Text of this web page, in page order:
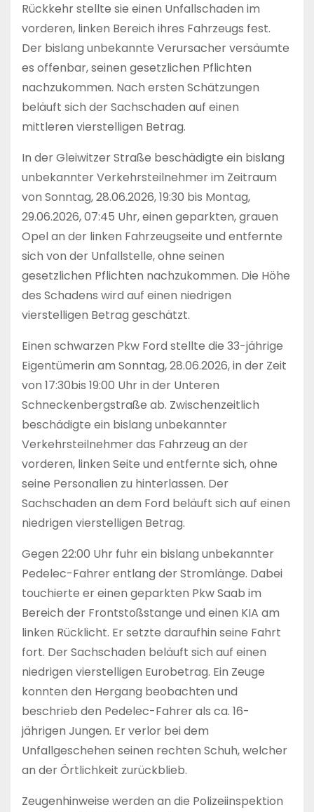
Rückkehr stellte sie einen Unfallschaden im
vorderen, linken Bereich ihres Fahrzeugs fest.
Der bislang unbekannte Verursacher versäumte
es offenbar, seinen gesetzlichen Pflichten
nachzukommen. Nach ersten Schätzungen
beläuft sich der Sachschaden auf einen
mittleren vierstelligen Betrag.
In der Gleiwitzer Straße beschädigte ein bislang
unbekannter Verkehrsteilnehmer im Zeitraum
von Sonntag, 28.06.2026, 19:30 bis Montag,
29.06.2026, 07:45 Uhr, einen geparkten, grauen
Opel an der linken Fahrzeugseite und entfernte
sich von der Unfallstelle, ohne seinen
gesetzlichen Pflichten nachzukommen. Die Höhe
des Schadens wird auf einen niedrigen
vierstelligen Betrag geschätzt.
Einen schwarzen Pkw Ford stellte die 33-jährige
Eigentümerin am Sonntag, 28.06.2026, in der Zeit
von 17:30bis 19:00 Uhr in der Unteren
Schneckenbergstraße ab. Zwischenzeitlich
beschädigte ein bislang unbekannter
Verkehrsteilnehmer das Fahrzeug an der
vorderen, linken Seite und entfernte sich, ohne
seine Personalien zu hinterlassen. Der
Sachschaden an dem Ford beläuft sich auf einen
niedrigen vierstelligen Betrag.
Gegen 22:00 Uhr fuhr ein bislang unbekannter
Pedelec-Fahrer entlang der Stromlänge. Dabei
touchierte er einen geparkten Pkw Saab im
Bereich der Frontstoßstange und einen KIA am
linken Rücklicht. Er setzte daraufhin seine Fahrt
fort. Der Sachschaden beläuft sich auf einen
niedrigen vierstelligen Eurobetrag. Ein Zeuge
konnten den Hergang beobachten und
beschrieb den Pedelec-Fahrer als ca. 16-
jährigen Jungen. Er verlor bei dem
Unfallgeschehen seinen rechten Schuh, welcher
an der Örtlichkeit zurückblieb.
Zeugenhinweise werden an die Polizeiinspektion